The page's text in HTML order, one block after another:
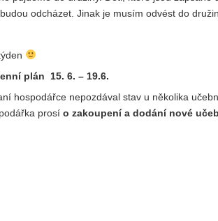
budou odcházet. Jinak je musím odvést do
plán 15. 6. – 19.6.
hospodářce nepozdával stav u několika
prosí o zakoupení a dodání nové